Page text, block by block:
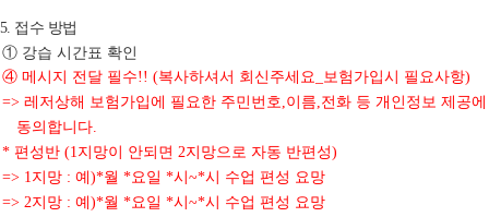
5. 접수 방법
① 강습 시간표 확인
④메시지 전달 필수!! (복사하셔서 회신주세요 보험가입시 필요사항)
=>레저상해 보험가입에 필요한 주민번호,이름,전화 등 개인정보 제공에
동의합니다.
*편성반(1지망이 안되면 2지망으로 자동 반편성)
=> 1지망 :예)*월*요일*시~*시 수업 편성 요망
=> 2지망 :예)*월*요일*시~*시 수업 편성 요망